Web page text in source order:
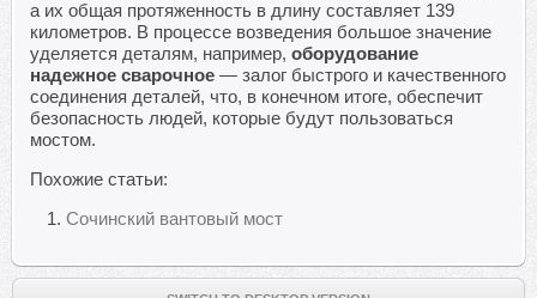
а их общая протяженность в длину составляет 139
километров. В процессе возведения большое значение
уделяется деталям, например, оборудование
надежное сварочное — залог быстрого и качественного
соединения деталей, что, в конечном итоге, обеспечит
безопасность людей, которые будут пользоваться
мостом.
Похожие статьи:
Сочинский вантовый мост